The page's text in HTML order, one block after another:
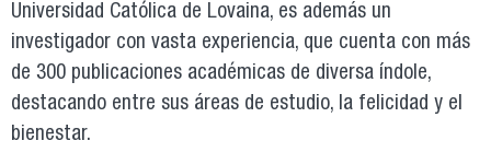
Universidad Católica de Lovaina, es además un
investigador con vasta experiencia, que cuenta con más
de 300 publicaciones académicas de diversa índole,
destacando entre sus áreas de estudio, la felicidad y el
bienestar.